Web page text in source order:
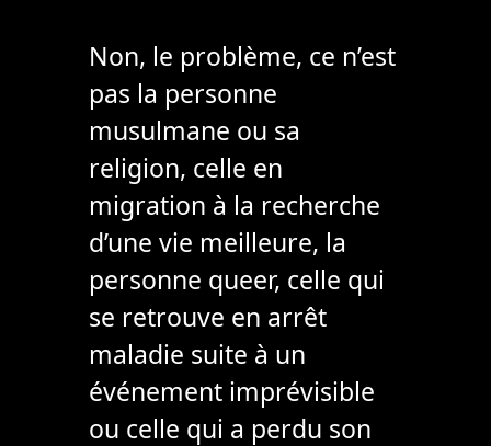
Non, le problème, ce n’est
pas la personne
musulmane ou sa
religion, celle en
migration à la recherche
d’une vie meilleure, la
personne queer, celle qui
se retrouve en arrêt
maladie suite à un
événement imprévisible
ou celle qui a perdu son